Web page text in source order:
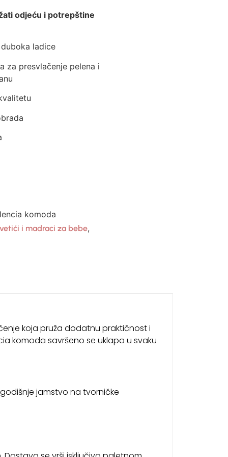
odjeću i potrepštine
ladice
za presvlačenje pelena i
komoda
i madraci za bebe,
koja pruža dodatnu praktičnost i
komoda savršeno se uklapa u svaku
jamstvo na tvorničke